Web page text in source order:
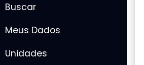
Buscar
Meus Dados
Unidades